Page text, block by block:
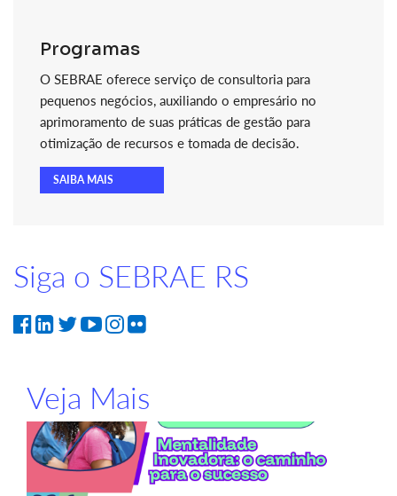
Programas
O SEBRAE oferece serviço de consultoria para
pequenos negócios, auxiliando o empresário no
aprimoramento de suas práticas de gestão para
otimização de recursos e tomada de decisão.
SAIBA MAIS
Siga o SEBRAE RS
Veja Mais